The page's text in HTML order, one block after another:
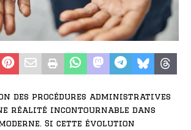
des procédures administratives
réalité incontournable dans
Si cette évolution